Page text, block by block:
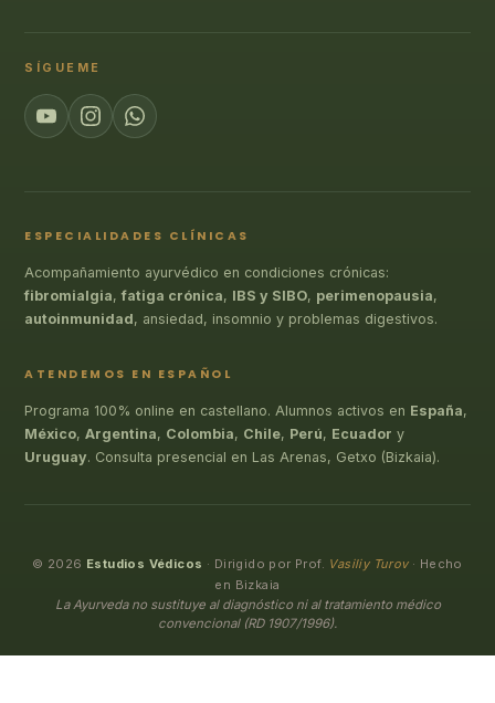
SÍGUEME
ESPECIALIDADES CLÍNICAS
Acompañamiento ayurvédico en condiciones crónicas:
fibromialgia,fatiga crónica, IBS y SIBO, perimenopausia,
autoinmunidad, ansiedad, insomnio y problemas digestivos.
ATENDEMOS EN ESPAÑOL
Programa 100% online en castellano. Alumnos activos en España,
México, Argentina, Colombia, Chile, Perú, Ecuador y
Uruguay. Consulta presencial en Las Arenas, Getxo (Bizkaia).
© 2026 Estudios Védicos · Dirigido por Prof. Vasiliy Turov· Hecho
en Bizkaia
La Ayurveda no sustituye al diagnóstico ni al tratamiento médico
convencional (RD 1907/1996).